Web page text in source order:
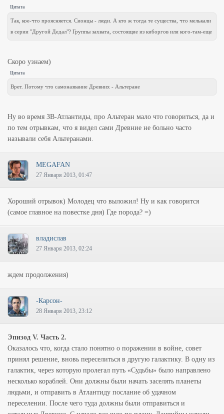
Цитата
Так, кое-что проясняется. Сионцы - люди. А кто ж тогда те существа, что мелькали
в серии "Другой Дедал"? Группы захвата, состоящие из киборгов или кого-там-еще
Скоро узнаем)
Цитата
Врет. Потому что самоназвание Древних - Альтеране
Ну во время ЗВ-Атлантиды, про Альтеран мало что говориться, да и
по тем отрывкам, что я видел сами Древние не больно часто
называли себя Альтеранами.
MEGAFAN
27 Января 2013, 01:47
Хороший отрывок) Молодец что выложил! Ну и как говорится
(самое главное на повестке дня) Где порода? =)
владислав
27 Января 2013, 02:24
ждем продолжения)
-Карсон-
28 Января 2013, 23:12
Эпизод V. Часть 2.
Оказалось что, когда стало понятно о поражении в войне, совет
принял решение, вновь переселиться в другую галактику. В одну из
галактик, через которую пролегал путь «Судьбы» было направлено
несколько кораблей. Они должны были начать заселять планеты
людьми, и отправить в Атлантиду послание об удачном
переселении. После чего туда должны были отправиться и